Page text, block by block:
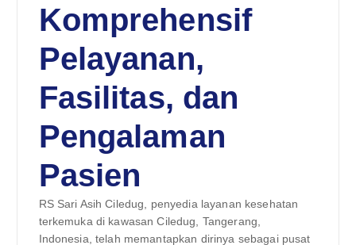
Komprehensif
Pelayanan,
Fasilitas, dan
Pengalaman
Pasien
RS Sari Asih Ciledug, penyedia layanan kesehatan
terkemuka di kawasan Ciledug, Tangerang,
Indonesia, telah memantapkan dirinya sebagai pusat